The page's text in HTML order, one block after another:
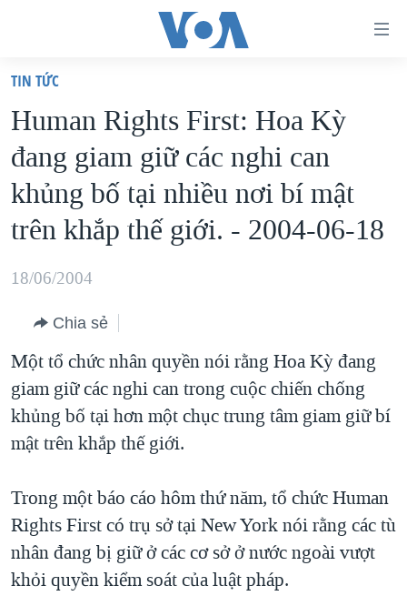
truy
cập
Tới
nội
dung
chính
Tới
hướng
chính
tới
"Tìm"
VIỆT NAM
HOA KỲ
BIỂN ĐÔNG
THẾ GIỚI
MỤC
TỰ DO BÁO CHÍ
VẠCH TRẦN TIN GIẢ
NGƯỜI VIỆT HẢI NGOẠI
KINH TẾ
KHOA HỌC
SỨC KHOẺ
VĂN HOÁ
CHUYÊN ĐỀ
CHIẾN TRANH THƯƠNG MẠI CỦA MỸ: QUÁ KHỨ VÀ HIỆN
TẠI
HÀNH TRÌNH BẦU CỬ 2024
GIẢI MÃ VÀNH ĐAI & CON ĐƯỜNG
NGÀY TỊ NẠN THẾ GIỚI
TRỊNH VĨNH BÌNH - NGƯỜI HẠ 'BÊN THẮNG CUỘC'
HỌC TIẾNG ANH
VIDEO
NGHE
MẠNG XÃ HỘI
Ngôn ngữ khác
TIN TỨC
Human Rights First: Hoa Kỳ
đang giam giữ các nghi can
khủng bố tại nhiều nơi bí mật
trên khắp thế giới. - 2004-06-18
18/06/2004
Chia sẻ
Một tổ chức nhân quyền nói rằng Hoa Kỳ đang
giam giữ các nghi can trong cuộc chiến chống
khủng bố tại hơn một chục trung tâm giam giữ bí
mật trên khắp thế giới.
Trong một báo cáo hôm thứ năm, tổ chức Human
Rights First có trụ sở tại New York nói rằng các tù
nhân đang bị giữ ở các cơ sở ở nước ngoài vượt
khỏi quyền kiểm soát của luật pháp.